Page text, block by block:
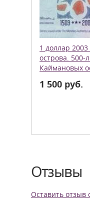
1 доллар
острова. 500-
Каймановых
1 500 руб.
Отзывы
Оставить отзыв